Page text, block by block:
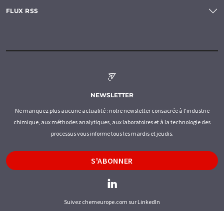
FLUX RSS
NEWSLETTER
Ne manquez plus aucune actualité : notre newsletter consacrée à l'industrie
chimique, aux méthodes analytiques, aux laboratoires et à la technologie des
processus vous informe tous les mardis et jeudis.
S'ABONNER
Suivez chemeurope.com sur LinkedIn